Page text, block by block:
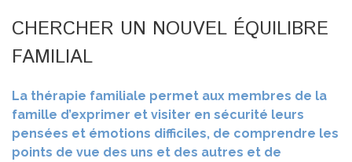
CHERCHER UN NOUVEL ÉQUILIBRE
FAMILIAL
La thérapie familiale permet aux membres de la
famille d’exprimer et visiter en sécurité leurs
pensées et émotions difficiles, de comprendre les
points de vue des uns et des autres et de